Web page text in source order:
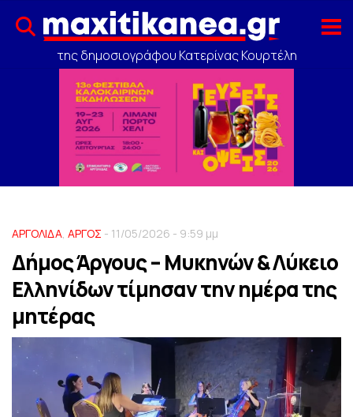
της δημοσιογράφου Κατερίνας Κουρτέλη
ΑΡΓΟΛΙΔΑ, ΑΡΓΟΣ - 11/05/2026 - 9:59 μμ
Δήμος Άργους – Μυκηνών & Λύκειο
Ελληνίδων τίμησαν την ημέρα της
μητέρας